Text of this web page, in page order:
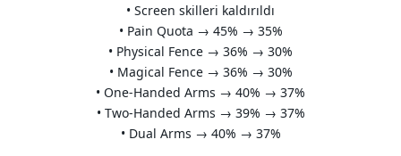
• Screen skilleri kaldırıldı
• Pain Quota → 45% → 35%
• Physical Fence → 36% → 30%
• Magical Fence → 36% → 30%
• One-Handed Arms → 40% → 37%
• Two-Handed Arms → 39% → 37%
• Dual Arms → 40% → 37%